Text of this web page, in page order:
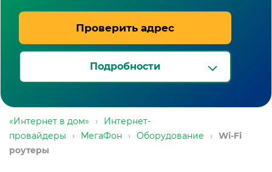
Проверить адрес
Подробности
«Интернет в дом» ›
Интернет-
провайдеры
› МегаФон › Оборудование ›
Wi-Fi
роутеры